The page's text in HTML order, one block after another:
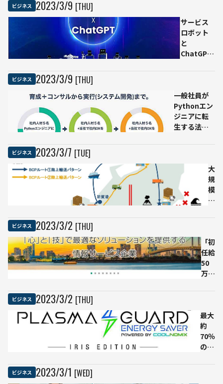
ビジネス 2023/3/9 [THU]
サービス
ロボット
と
ChatGPT
テストを
開始
OrionStar
Robotics
ビジネス 2023/3/9 [THU]
一般社員が
Pythonエン
ジニアに転
生する法人
イプロ）」
提供開始。
社内DX人材
育成・社内
ビジネス 2023/3/7 [TUE]
大
規
模
災
被
災
地
へ
的
物
資
ビジネス 2023/3/2 [THU]
「初
任給
50
万
650
万円
超」
DX
ビジネス 2023/3/2 [THU]
最大
約
70％
の電
ビジネス 2023/3/1 [WED]